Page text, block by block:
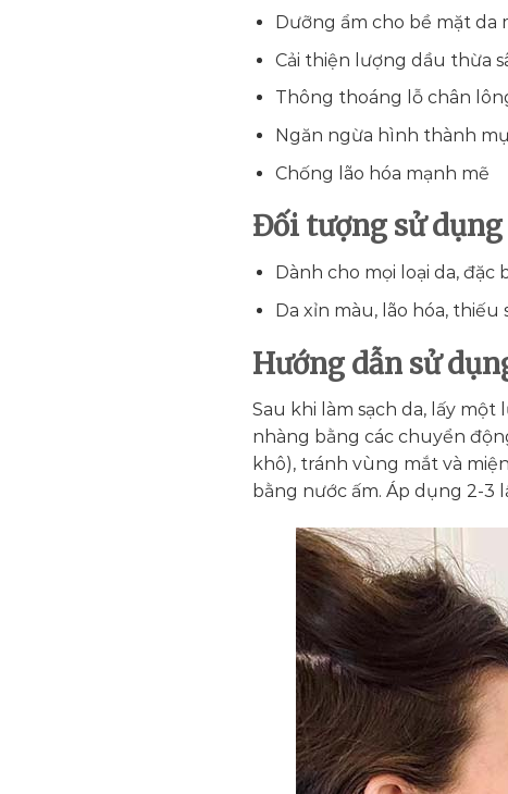
Dưỡng ẩm cho bề mặt da
Cải thiện lượng dầu thừa
Thông thoáng lỗ chân
Ngăn ngừa hình thành
Chống lão hóa mạnh mẽ
Đối tượng sử dụng
Dành cho mọi loại da, đặc
Da xỉn màu, lão hóa, thiếu
Hướng dẫn sử
Sau khi làm sạch da, lấy
nhàng bằng các chuyển
khô), tránh vùng mắt và
bằng nước ấm. Áp dụng 2-